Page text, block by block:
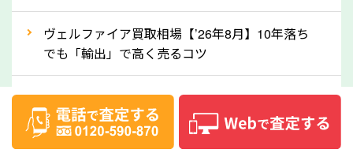
ずに岐阜県の「ソコカラ」にご相談ください。古い車
でも高価買取が可能なケースは珍しくないため、まず
はWebで簡単にできる無料査定をお試しください。
実績」で確認できます。
⑤車内の簡単な清掃で買取価格アップも！
ヴェルファイア買取相場【’26年8月】10年落ち
でも「輸出」で高く売るコツ
デリカD:5買取相場【’26年8月】10年落ちを
「輸出」で高く売るコツ